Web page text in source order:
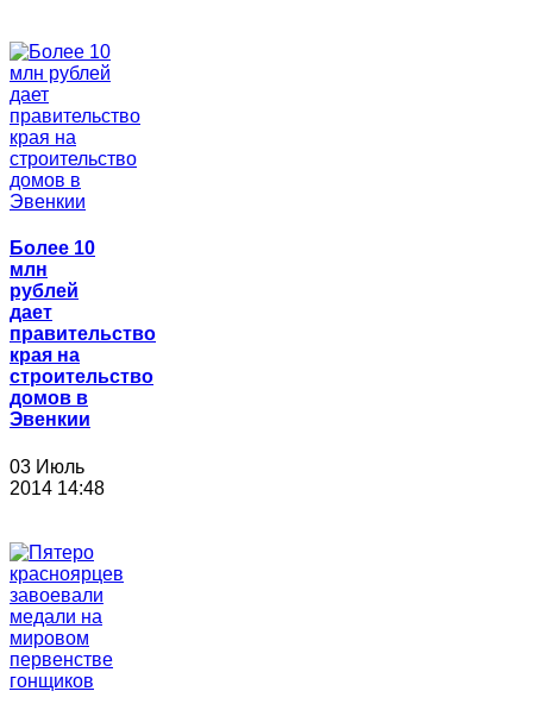
Более 10
млн
рублей
дает
правительство
края на
строительство
домов в
Эвенкии
03 Июль
2014 14:48